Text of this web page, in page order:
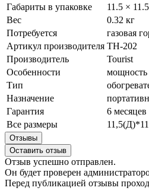
Габариты в упаковке
11.5 ×
Вес
0.32 кг
Потребуется
газовая
Артикул производителя TH-202
Производитель
Tourist
Особенности
Тип
Назначение
Гарантия
6 месяцев
Все размеры
Отзывы
Оставить отзыв
Отзыв успешно отправлен.
Он будет проверен
Перед публикацией отзывы